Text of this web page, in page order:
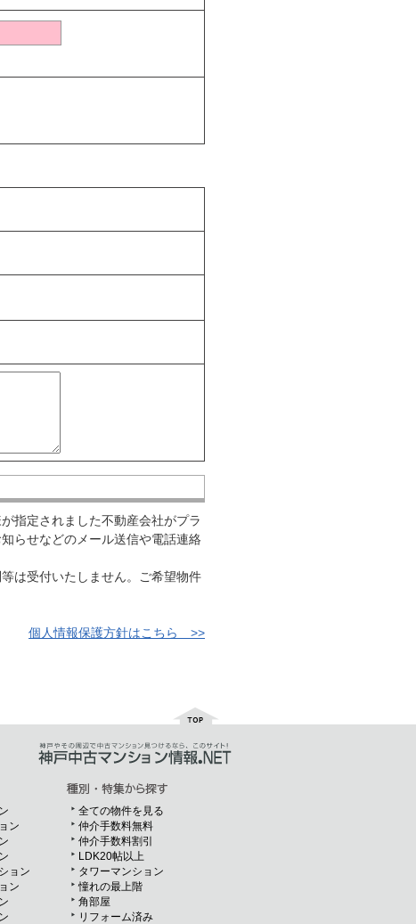
指定されました不動産会社がプラ
らせなどのメール送信や電話連絡
は受付いたしません。ご希望物件
個人情報保護方針はこちら >>
ン
ョン
ン
全ての物件を見る
仲介手数料無料
仲介手数料割引
LDK20帖以上
タワーマンション
憧れの最上階
角部屋
リフォーム済み